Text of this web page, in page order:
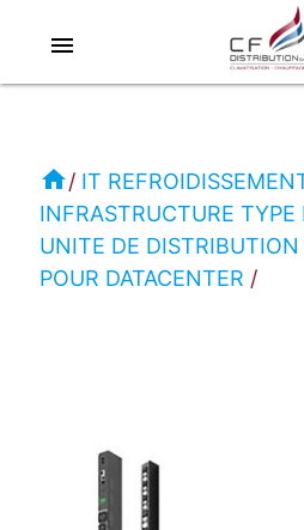
RC
UNITE
DE
PUISSANCE
POUR
menu
home
IT
INFRASTRUCTURE TYPE
UNITE DE DISTRIBUTION
POUR DATACENTER